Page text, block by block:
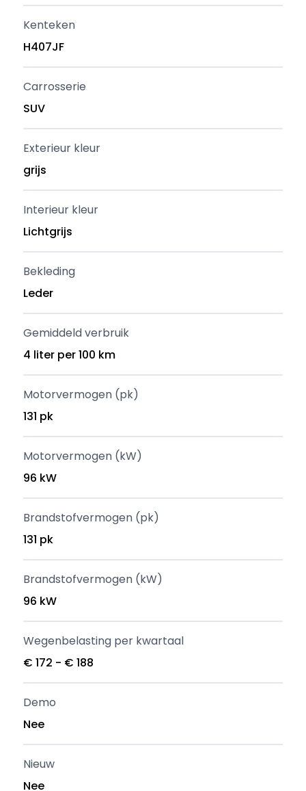
Kenteken
H407JF
Carrosserie
SUV
Exterieur kleur
grijs
Interieur kleur
Lichtgrijs
Bekleding
Leder
Gemiddeld verbruik
4 liter per 100 km
Motorvermogen (pk)
131 pk
Motorvermogen (kW)
96 kW
Brandstofvermogen (pk)
131 pk
Brandstofvermogen (kW)
96 kW
Wegenbelasting per kwartaal
€ 172 - € 188
Demo
Nee
Nieuw
Nee